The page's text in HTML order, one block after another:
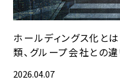
ホールディングス化とは
類、グループ会社との
2026.04.07